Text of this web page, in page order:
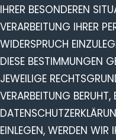
IHRER BESONDEREN
VERARBEITUNG IHRER
WIDERSPRUCH
DIESE BESTIMMUNGEN
JEWEILIGE
VERARBEITUNG BERUHT,
EINLEGEN, WERDEN WIR